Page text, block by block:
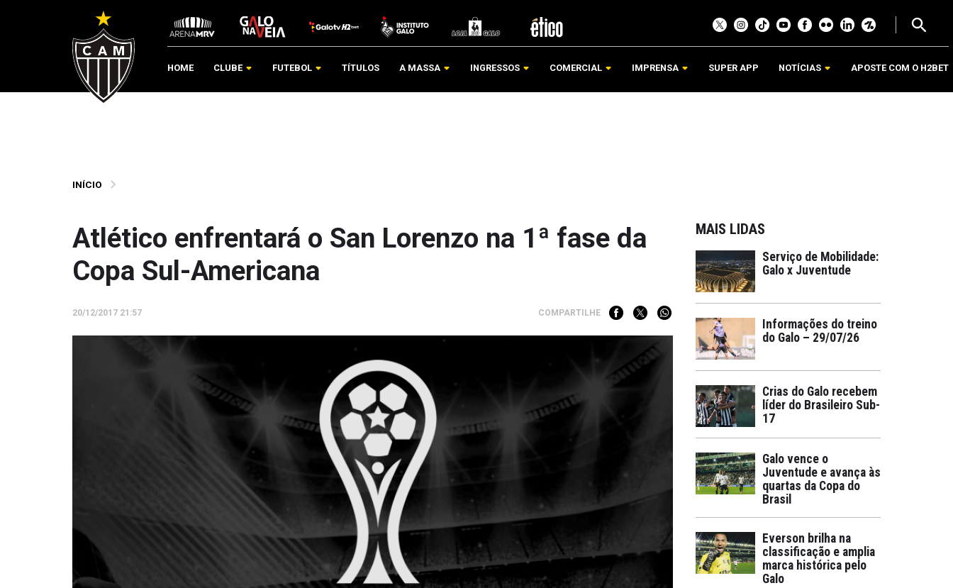
HOME CLUBE FUTEBOL TÍTULOS A MASSA INGRESSOS COMERCIAL IMPRENSA SUPER APP NOTÍCIAS APOSTE COM O H2BET
INÍCIO
Atlético enfrentará o San Lorenzo na 1ª fase da
Copa Sul-Americana
20/12/2017 21:57 COMPARTILHE
MAIS LIDAS
Serviço de Mobilidade:
Galo x Juventude
Informações do treino
do Galo – 29/07/26
Crias do Galo recebem
líder do Brasileiro Sub-
17
Galo vence o
Juventude e avança às
quartas da Copa do
Brasil
Everson brilha na
classificação e amplia
marca histórica pelo
Galo